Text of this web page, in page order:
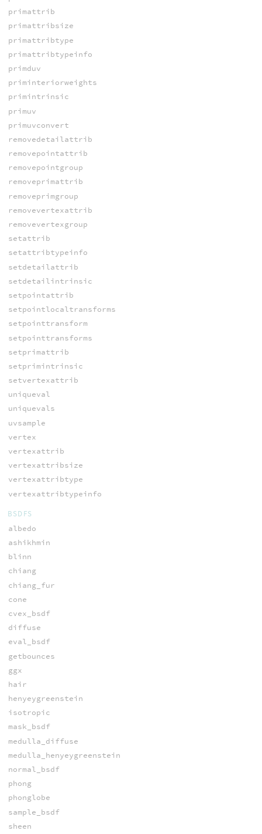
primattrib
primattribsize
primattribtype
primattribtypeinfo
primduv
priminteriorweights
primintrinsic
primuv
primuvconvert
removedetailattrib
removepointattrib
removepointgroup
removeprimattrib
removeprimgroup
removevertexattrib
removevertexgroup
setattrib
setattribtypeinfo
setdetailattrib
setdetailintrinsic
setpointattrib
setpointlocaltransforms
setpointtransform
setpointtransforms
setprimattrib
setprimintrinsic
setvertexattrib
uniqueval
uniquevals
uvsample
vertex
vertexattrib
vertexattribsize
vertexattribtype
vertexattribtypeinfo
BSDFS
albedo
ashikhmin
blinn
chiang
chiang_fur
cone
cvex_bsdf
diffuse
eval_bsdf
getbounces
ggx
hair
henyeygreenstein
isotropic
mask_bsdf
medulla_diffuse
medulla_henyeygreenstein
normal_bsdf
phong
phonglobe
sample_bsdf
sheen